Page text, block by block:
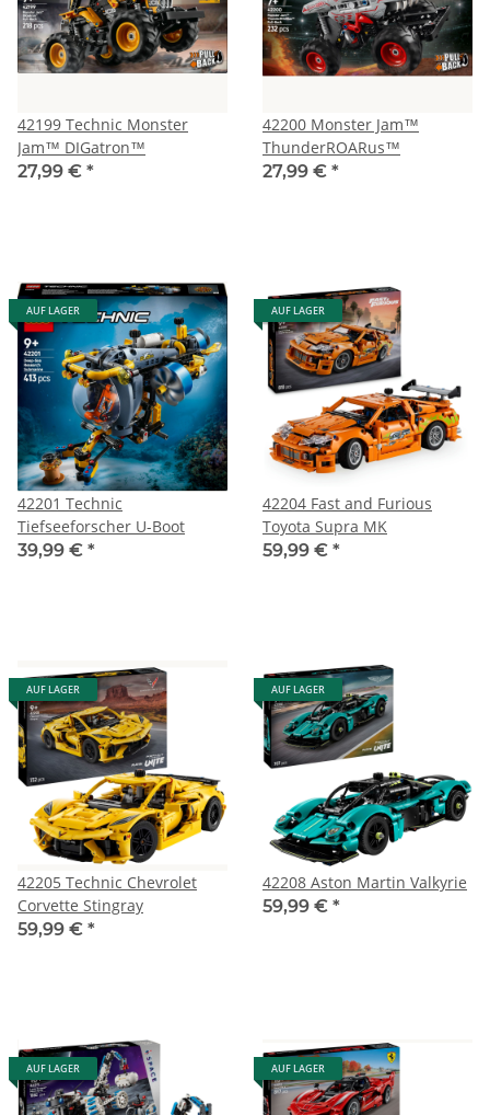
42199 Technic Monster
Jam™ DIGatron™
27,99 € *
42200 Monster Jam™
ThunderROARus™
27,99 € *
AUF LAGER
42201 Technic
Tiefseeforscher U-Boot
39,99 € *
AUF LAGER
42204 Fast and Furious
Toyota Supra MK
59,99 € *
AUF LAGER
42205 Technic Chevrolet
Corvette Stingray
59,99 € *
AUF LAGER
42208 Aston Martin Valkyrie
59,99 € *
AUF LAGER AUF LAGER